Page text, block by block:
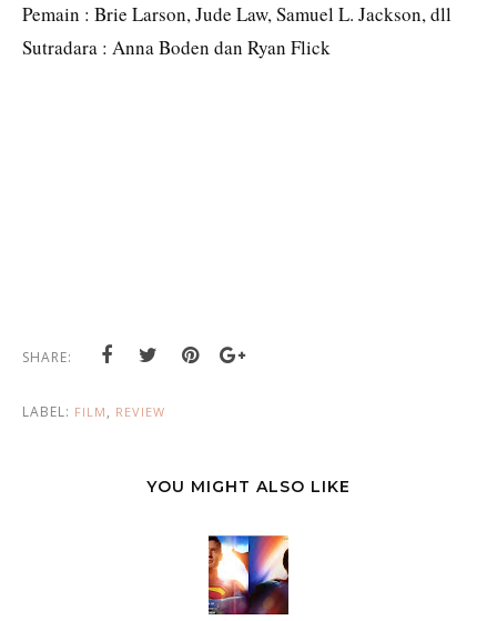
Pemain : Brie Larson, Jude Law, Samuel L. Jackson, dll
Sutradara : Anna Boden dan Ryan Flick
SHARE:
LABEL: FILM , REVIEW
YOU MIGHT ALSO LIKE